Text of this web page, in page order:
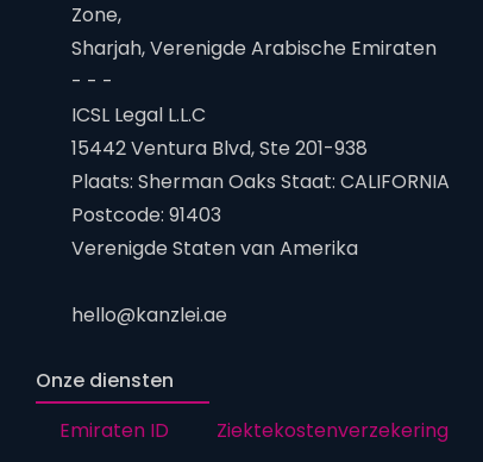
Zone,
Sharjah, Verenigde Arabische Emiraten
- - -
ICSL Legal L.L.C
15442 Ventura Blvd, Ste 201-938
Plaats: Sherman Oaks Staat: CALIFORNIA
Postcode: 91403
Verenigde Staten van Amerika
hello@kanzlei.ae
Onze diensten
Emiraten ID
Ziektekostenverzekering